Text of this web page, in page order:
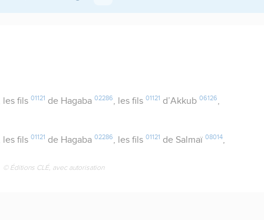
les fils 01121 de Hagaba 02286 , les fils 01121 d’Akkub 06126
les fils 01121 de Hagaba 02286, les fils 01121 de Salmaï 08014,
© Éditions CLÉ, avec autorisation